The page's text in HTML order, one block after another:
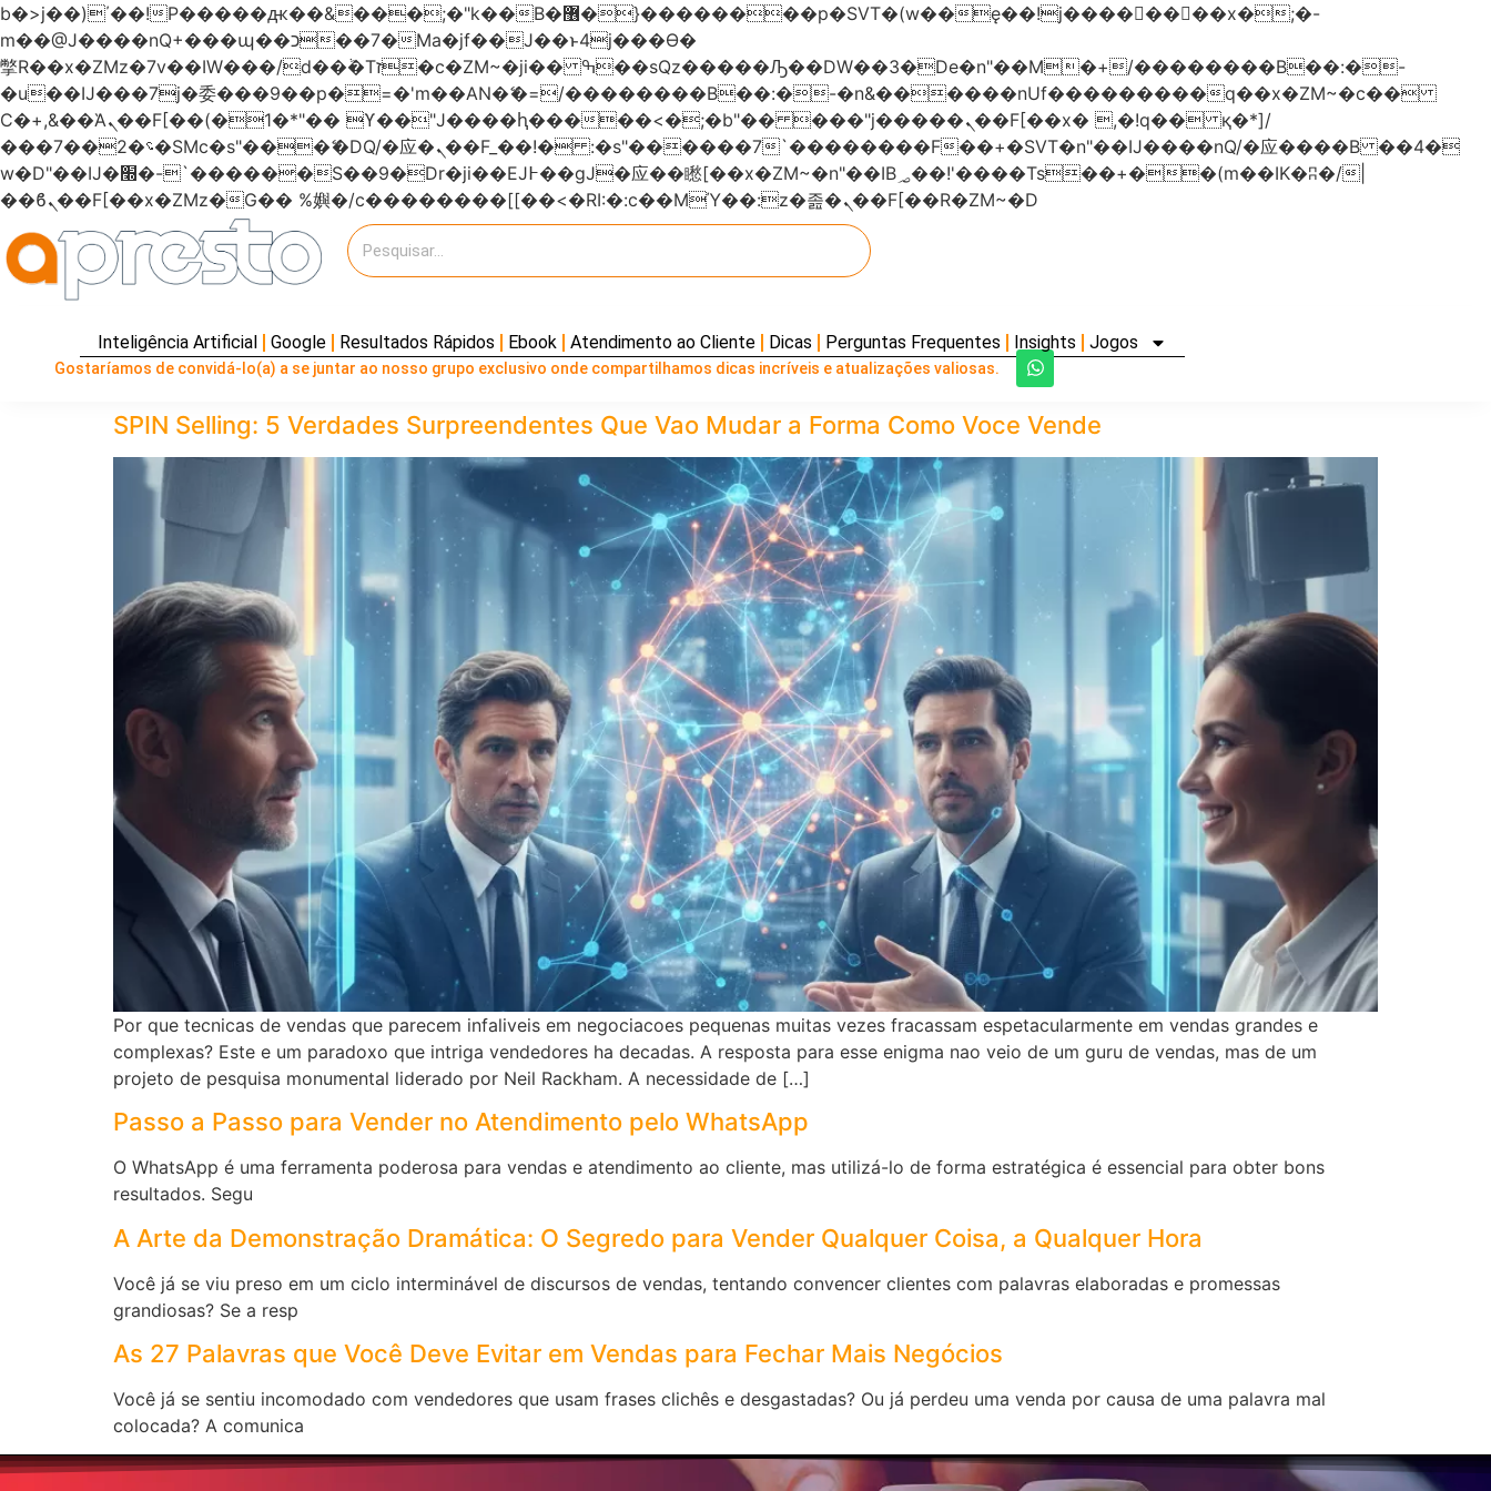
b�>j��)΄��!P�����ԫ��&���;�"k��B�޶�}��������p�SVT�(w��ę��!j��������x�;�-
m��@J����nQ+���պ��כ��7�Ma�jf��J��ͱ4j���Ѳ�
撆R��x�ZMz�7v��IW���/d��ٞ�Тז�c�ZM~�ji�� ߒ��sQz�����Ԡ��DW��3�De�n"��M�+/��������B��:�-
�u��IJ���7j�委���9��p�=�'m��AN�ޭ�=/��������B��:�-�n&������nUf���������q��x�ZM~�c��
Ϲ�+,&��Ὰܢ��F[��(�1�*"�� ϒ��"J����ԧ�����<�;�b"�� ���"j�����ܢ��F[��x� ,�!q�� қ�*]/
���؝�2��7�SMc�s"���ޭ�DQ/�应�ܢ��F_��!� :�s"������7`��������F��+�SVT�n"��IJ����nQ/�应����B ��4�
w�D"��IJ�׭�-`������S��9�Dr�ji��EJ߅��gJ�应��矁[��x�ZM~�n"��IB؃��!'����Тѕ��+��(m��IK�ʭ�/|
��ϐܢ��F[��x�ZMz�G�� %嬩�/c��������[[��<�RI:�:c��MΎ��:z�졾�ܢ��F[��R�ZM~�D
Inteligência Artificial Google Resultados Rápidos Ebook Atendimento ao Cliente Dicas Perguntas Frequentes Insights Jogos
Gostaríamos de convidá-lo(a) a se juntar ao nosso grupo exclusivo onde compartilhamos dicas incríveis e atualizações valiosas.
SPIN Selling: 5 Verdades Surpreendentes Que Vao Mudar a Forma Como Voce Vende
Por que tecnicas de vendas que parecem infaliveis em negociacoes pequenas muitas vezes fracassam espetacularmente em vendas grandes e
complexas? Este e um paradoxo que intriga vendedores ha decadas. A resposta para esse enigma nao veio de um guru de vendas, mas de um
projeto de pesquisa monumental liderado por Neil Rackham. A necessidade de […]
Passo a Passo para Vender no Atendimento pelo WhatsApp
O WhatsApp é uma ferramenta poderosa para vendas e atendimento ao cliente, mas utilizá-lo de forma estratégica é essencial para obter bons
resultados. Segu
A Arte da Demonstração Dramática: O Segredo para Vender Qualquer Coisa, a Qualquer Hora
Você já se viu preso em um ciclo interminável de discursos de vendas, tentando convencer clientes com palavras elaboradas e promessas
grandiosas? Se a resp
As 27 Palavras que Você Deve Evitar em Vendas para Fechar Mais Negócios
Você já se sentiu incomodado com vendedores que usam frases clichês e desgastadas? Ou já perdeu uma venda por causa de uma palavra mal
colocada? A comunica